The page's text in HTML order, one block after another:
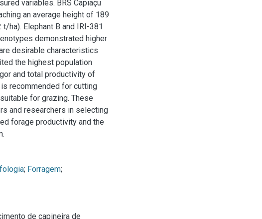
variables. BRS Capiaçu
an average height of 189
ha). Elephant B and IRI-381
demonstrated higher
desirable characteristics
the highest population
and total productivity of
recommended for cutting
for grazing. These
and researchers in selecting
forage productivity and the
; Forragem;
de capineira de